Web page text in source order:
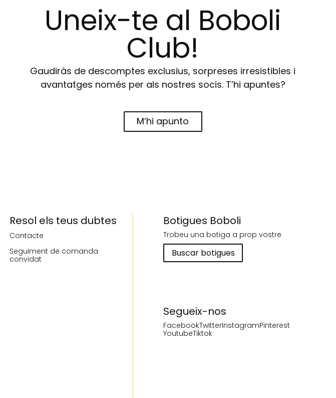
Uneix-te al Boboli
Club!
Gaudiràs de descomptes exclusius, sorpreses irresistibles i
avantatges només per als nostres socis. T’hi apuntes?
M’hi apunto
Segueix-nos
FacebookTwitterInstagramPinterest
YoutubeTiktok
Resol els teus dubtes
Contacte
Seguiment de comanda
convidat
Botigues Boboli
Trobeu una botiga a prop vostre
Buscar botigues